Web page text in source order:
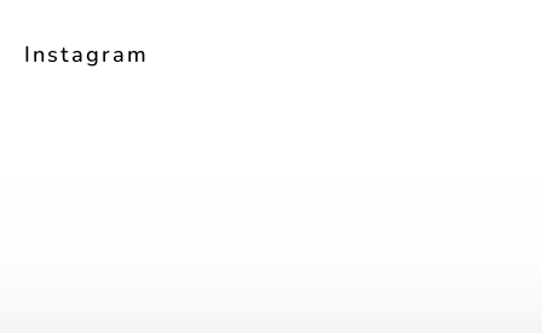
Instagram